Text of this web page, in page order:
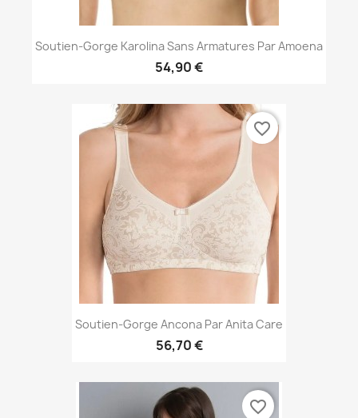
Soutien-Gorge Karolina Sans Armatures Par Amoena
54,90 €
Soutien-Gorge Ancona Par Anita Care
56,70 €
favorite_border
favorite_border